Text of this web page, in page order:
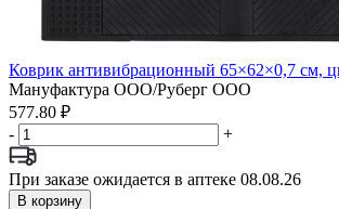
Коврик антивибрационный 65×62×0,7 см,
Мануфактура ООО/Руберг ООО
577.80 ₽
-
+
При заказе ожидается в аптеке 08.08.26
В корзину